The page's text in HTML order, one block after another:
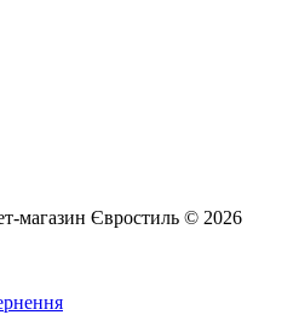
магазин Євростиль © 2026